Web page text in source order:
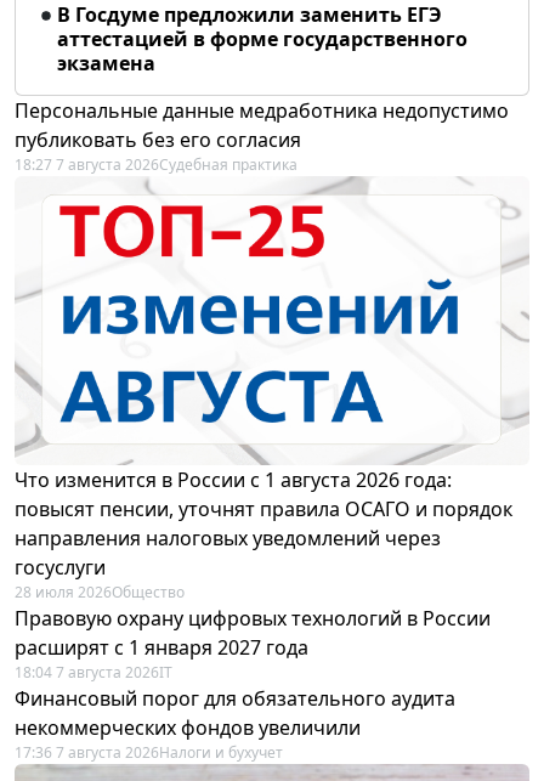
В Госдуме предложили заменить ЕГЭ
аттестацией в форме государственного
экзамена
Персональные данные медработника недопустимо
публиковать без его согласия
18:27 7 августа 2026Судебная практика
Что изменится в России с 1 августа 2026 года:
повысят пенсии, уточнят правила ОСАГО и порядок
направления налоговых уведомлений через
госуслуги
28 июля 2026Общество
Правовую охрану цифровых технологий в России
расширят с 1 января 2027 года
18:04 7 августа 2026IT
Финансовый порог для обязательного аудита
некоммерческих фондов увеличили
17:36 7 августа 2026Налоги и бухучет